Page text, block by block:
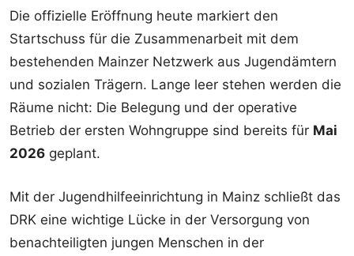
Die offizielle Eröffnung heute markiert den
Startschuss für die Zusammenarbeit mit dem
bestehenden Mainzer Netzwerk aus Jugendämtern
und sozialen Trägern. Lange leer stehen werden die
Räume nicht: Die Belegung und der operative
Betrieb der ersten Wohngruppe sind bereits für Mai
2026 geplant.
Mit der Jugendhilfeeinrichtung in Mainz schließt das
DRK eine wichtige Lücke in der Versorgung von
benachteiligten jungen Menschen in der